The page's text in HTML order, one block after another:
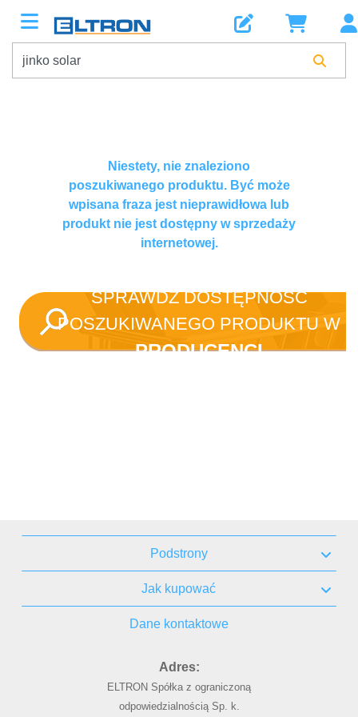
Niestety, nie znaleziono
poszukiwanego produktu. Być może
wpisana fraza jest nieprawidłowa lub
produkt nie jest dostępny w sprzedaży
internetowej.
SPRAWDŹ DOSTĘPNOŚĆ
POSZUKIWANEGO PRODUKTU W
PRODUCENCI
Podstrony
Jak kupować
Dane kontaktowe
Adres:
ELTRON Spółka z ograniczoną
odpowiedzialnością Sp. k.